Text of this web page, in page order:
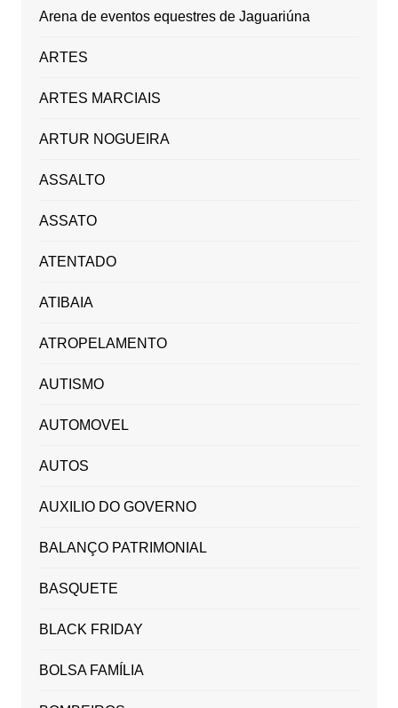
Arena de eventos equestres de Jaguariúna
ARTES
ARTES MARCIAIS
ARTUR NOGUEIRA
ASSALTO
ASSATO
ATENTADO
ATIBAIA
ATROPELAMENTO
AUTISMO
AUTOMOVEL
AUTOS
AUXILIO DO GOVERNO
BALANÇO PATRIMONIAL
BASQUETE
BLACK FRIDAY
BOLSA FAMÍLIA